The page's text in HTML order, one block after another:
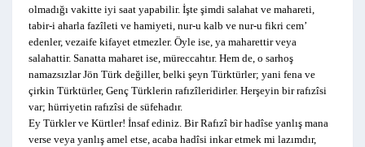
olmadığı vakitte iyi saat yapabilir. İşte şimdi salahat ve mahareti,
tabir-i aharla fazîleti ve hamiyeti, nur-u kalb ve nur-u fikri cem’
edenler, vezaife kifayet etmezler. Öyle ise, ya maharettir veya
salahattir. Sanatta maharet ise, müreccahtır. Hem de, o sarhoş
namazsızlar Jön Türk değiller, belki şeyn Türktürler; yani fena ve
çirkin Türktürler, Genç Türklerin rafızîleridirler. Herşeyin bir rafızîsi
var; hürriyetin rafızîsi de süfehadır.
Ey Türkler ve Kürtler! İnsaf ediniz. Bir Rafızî bir hadîse yanlış mana
verse veya yanlış amel etse, acaba hadîsi inkar etmek mi lazımdır,